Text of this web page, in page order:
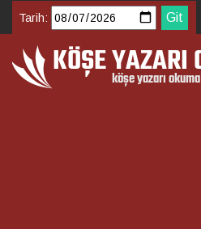
Tarih: